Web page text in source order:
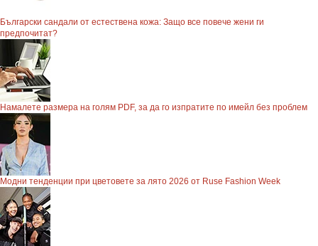
Български сандали от естествена кожа: Защо все повече жени ги
предпочитат?
Намалете размера на голям PDF, за да го изпратите по имейл без проблем
Модни тенденции при цветовете за лято 2026 от Ruse Fashion Week